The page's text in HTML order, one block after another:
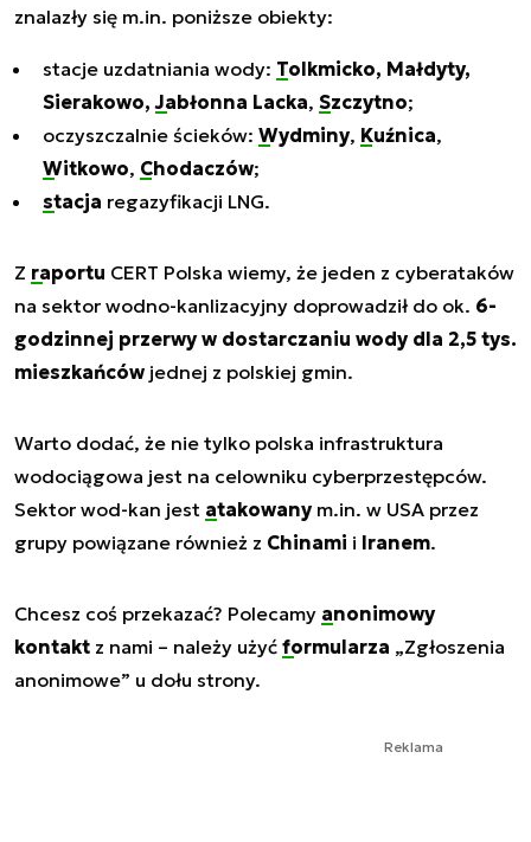
znalazły się m.in. poniższe obiekty:
stacje uzdatniania wody: Tolkmicko, Małdyty,
Sierakowo, Jabłonna Lacka, Szczytno;
oczyszczalnie ścieków: Wydminy, Kuźnica,
Witkowo, Chodaczów;
stacja regazyfikacji LNG.
Z raportu CERT Polska wiemy, że jeden z cyberataków
na sektor wodno-kanlizacyjny doprowadził do ok. 6-
godzinnej przerwy w dostarczaniu wody dla 2,5 tys.
mieszkańców jednej z polskiej gmin.
Warto dodać, że nie tylko polska infrastruktura
wodociągowa jest na celowniku cyberprzestępców.
Sektor wod-kan jest atakowanym.in. w USA przez
grupy powiązane również z Chinami i Iranem.
Chcesz coś przekazać? Polecamy anonimowy
kontakt z nami – należy użyć formularza „Zgłoszenia
anonimowe” u dołu strony.
Reklama